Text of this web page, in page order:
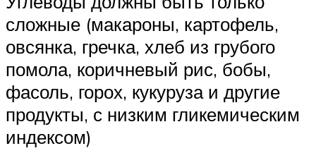
сложные (макароны, картофель,
овсянка, гречка, хлеб из грубого
помола, коричневый рис, бобы,
фасоль, горох, кукуруза и другие
продукты, с низким гликемическим
индексом)